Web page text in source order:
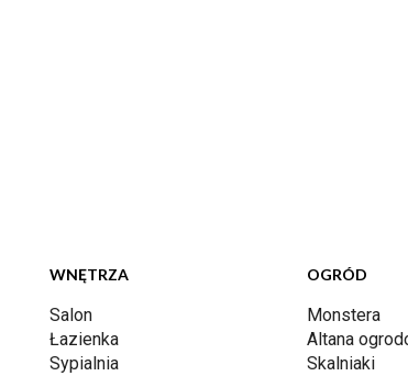
WNĘTRZA
Salon
Łazienka
Sypialnia
OGRÓD
Monstera
Altana
Skalniaki